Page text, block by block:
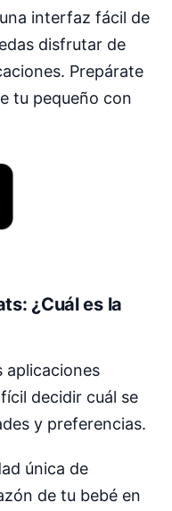
interfaz fácil de
disfrutar de
Prepárate
tu pequeño con
¿Cuál es la
aplicaciones
decidir cuál se
y preferencias.
única de
de tu bebé en